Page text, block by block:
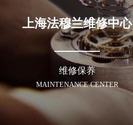
上海法穆兰维修中心
维修保养
MAINTENANCE CENTER